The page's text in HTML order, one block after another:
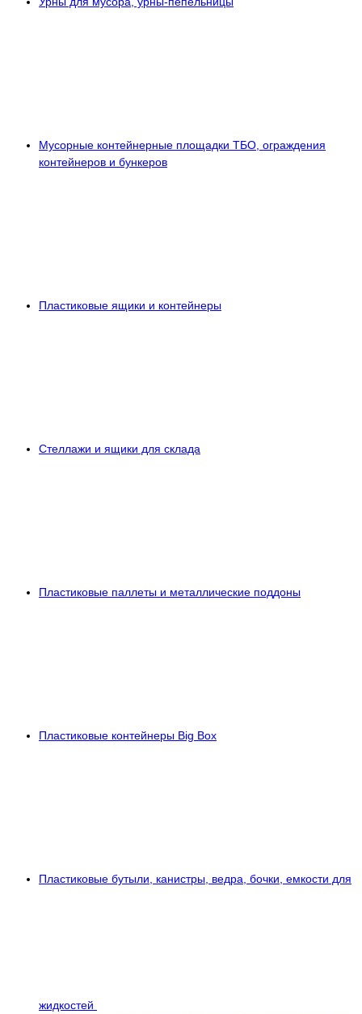
Мусорные контейнерные площадки ТБО, ограждения
контейнеров и бункеров
Пластиковые ящики и контейнеры
Стеллажи и ящики для склада
Пластиковые паллеты и металлические поддоны
Пластиковые контейнеры Big Box
Пластиковые бутыли, канистры, ведра, бочки, емкости для
жидкостей